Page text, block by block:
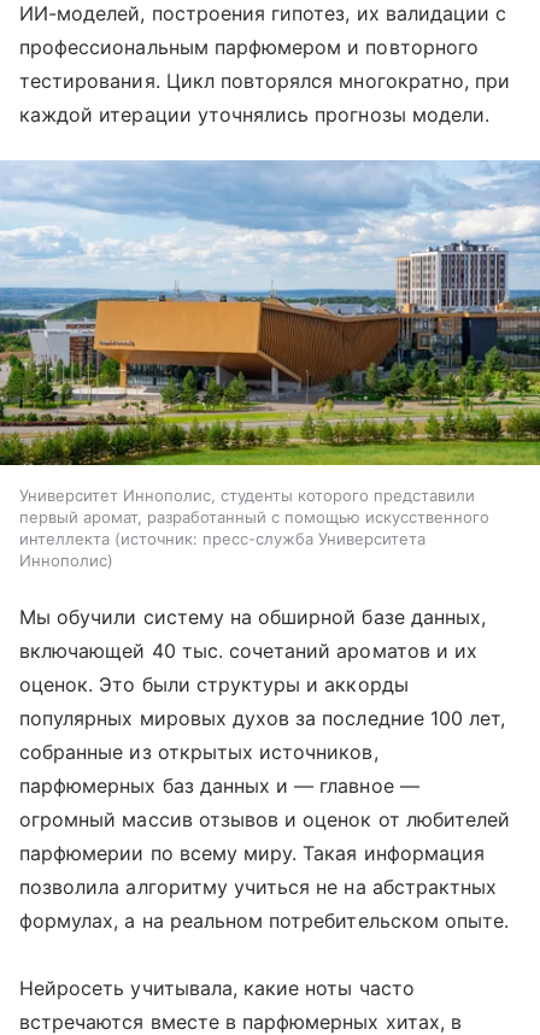
ИИ-моделей, построения гипотез, их валидации с
профессиональным парфюмером и повторного
тестирования. Цикл повторялся многократно, при
каждой итерации уточнялись прогнозы модели.
Университет Иннополис, студенты которого представили
первый аромат, разработанный с помощью искусственного
интеллекта
источник: пресс-служба Университета
Иннополис
Мы обучили систему на обширной базе данных,
включающей 40 тыс. сочетаний ароматов и их
оценок. Это были структуры и аккорды
популярных мировых духов за последние 100 лет,
собранные из открытых источников,
парфюмерных баз данных и ― главное ―
огромный массив отзывов и оценок от любителей
парфюмерии по всему миру. Такая информация
позволила алгоритму учиться не на абстрактных
формулах, а на реальном потребительском опыте.
Нейросеть учитывала, какие ноты часто
встречаются вместе в парфюмерных хитах, в